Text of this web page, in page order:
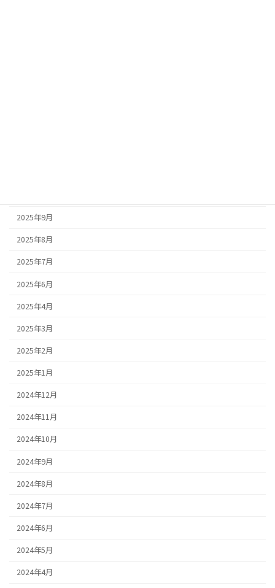
2025年9月
2025年8月
2025年7月
2025年6月
2025年4月
2025年3月
2025年2月
2025年1月
2024年12月
2024年11月
2024年10月
2024年9月
2024年8月
2024年7月
2024年6月
2024年5月
2024年4月